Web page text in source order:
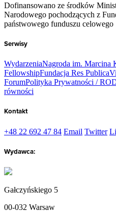
Dofinansowano ze środków
Narodowego pochodzących z
państwowego funduszu celowego
Serwisy
WydarzeniaNagroda im. Marcina
FellowshipFundacja Res Publica
ForumPolityka Prywatności /
równości
Kontakt
+48 22 692 47 84 Email Twitter
Wydawca:
Gałczyńskiego 5
00-032 Warsaw